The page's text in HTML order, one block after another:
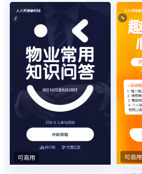
可商用 可商用